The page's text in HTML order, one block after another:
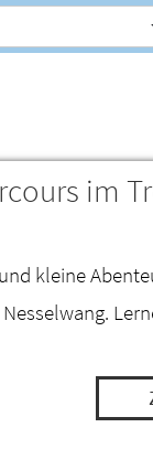
im
kleine